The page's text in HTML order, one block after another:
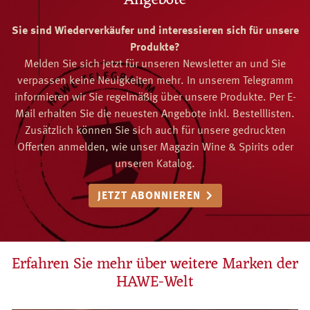
Sie sind Wiederverkäufer und interessieren sich für unsere
Produkte?
Melden Sie sich jetzt für unseren Newsletter an und Sie
verpassen keine Neuigkeiten mehr. In unserem Telegramm
informieren wir Sie regelmäßig über unsere Produkte. Per E-
Mail erhalten Sie die neuesten Angebote inkl. Bestelllisten.
Zusätzlich können Sie sich auch für unsere gedruckten
Offerten anmelden, wie unser Magazin Wine & Spirits oder
unseren Katalog.
JETZT ABONNIEREN
Erfahren Sie mehr über weitere Marken der
HAWE-Welt